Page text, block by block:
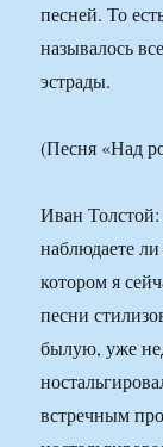
песней. То
называлось
эстрады.
(Песня «Над
Иван
наблюдаете
котором я
песни
былую, уже
встречным